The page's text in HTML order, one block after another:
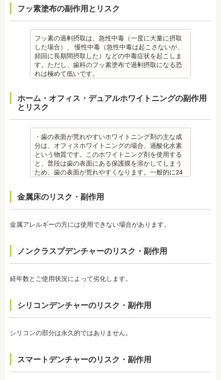
先生
日本大学歯学部口腔外科第２講座大学院卒業
歯学博士（口腔外科学）
日本大学歯学部非常勤講師
社会福祉法人富士白苑理事
位置に戻ろうとする傾向があるため、一定期間動か
療後も歯科医師の指示を守ってください。
・矯正終了後に矯正箇所が元に戻る場合もありま
す。
監修医情報 医療法人社団日坂会 理事長 日坂充宏
先生
【プロフィール】 日本大学歯学部卒業
歯学博士（口腔外科学）
日本大学歯学部非常勤講師
て歯科医院で治療をする場合もあります。
・患者様が、取り外しできる矯正装置や補助装置の
装着時間を守っていなかったり、定期的な来院がで
きなかった場合は、治療期間が延びる場合がありま
す。
・特殊な噛み合わせ、骨の硬さ、歯のかたちの場合
は、治療期間が長くなる場合があります。
・舌で歯を押す癖や、歯並びに悪影響をあたえる癖
・矯正治療で歯を動かして歯並びを整える「動的治
療」を終えて歯並びが改善されても、まだ歯が元の
安定するまでの保定期間には個人差があるので、治
療後も歯科医師の指示を守ってください。
監修医情報 医療法人社団日坂会 理事長 日坂充宏
先生
【プロフィール】
日本大学歯学部卒業
歯学博士（口腔外科学）
日本歯科大学新潟生命歯学部卒業
・酸性度（酸性になる程歯が溶けやすい）
同時に確認します。
監修医情報 菊地由利佳先生
【プロフィール】
日本歯科大学新潟生命歯学部卒業
新潟大学医歯学総合病院にて研修
都内歯科医院にて勤務
備考
口臭は、体調や病気と関わりがあることも多く、口
臭で悩んでいる場合はその関連性も合わせて検査が
必要です。また、よく食べる食べ物、ブラッシング
不足、喫煙や飲酒などが影響する場合もあるので、
原因がわかれば口臭軽減に向けて指導が行われま
す。
監修医情報 菊地由利佳先生
新潟大学医歯学総合病院にて研修
都内歯科医院にて勤務
フッ素塗布の副作用とリスク
フッ素の過剰摂取は、急性中毒（一度に大量に摂取
した場合）、 慢性中毒（急性中毒は起こさないが、
頻回に長期間摂取した）などの中毒症状を起こしま
す。ただし、歯科のフッ素塗布で過剰摂取になる恐
れは極めて低いです。
（過剰摂取）推定中毒量は、5歳児（体重18Kg）が
週5回法のフッ化物洗口液（0.05％フッ化ナトリウム
溶液）を40人分一度に飲んだ場合に到達（厚生労働
省 フッ化物の急性中毒量 e-ヘルスネット）
また、フッ素を塗った場合でも、ブラッシング不足
や磨き残しがあれば虫歯はできてしまいます。フッ
素は虫歯ができにくくなるだけで、通常の歯ブラ
シ、歯間掃除などは必要です。
備考 フッ素を塗布して、歯をコーティングし虫歯に
することが可能です。特に、塗布する時期に制限が
監修医情報 菊地由利佳先生
新潟大学医歯学総合病院にて研修
ホーム・オフィス・デュアルホワイトニングの副作用
とリスク
・歯の表面が荒れやすいホワイトニング剤の主な成
分は、オフィスホワイトニングの場合、過酸化水素
という物質です。このホワイトニング剤を使用する
と、普段は歯の表面にある保護膜を溶かしてしまう
ため、歯の表面が荒れやすくなります。一般的に24
・ホワイトニング剤の影響で知覚過敏がおこるケー
スがあります。薬剤が歯の神経に強い刺激を与えて
ィスホワイトニングで使用する薬剤はホームホワイ
・歯科で行うホワイトニングでも1回の施術で思った
す。歯の厚みの違いやホワイトニングの作用が出に
に起こるということではなく、個人差が大きいた
続けていくことで目立たなくなることが多いです。
・白さを維持するためにはメンテナンスが必要にな
金属床のリスク・副作用
金属アレルギーの方には使用できない場合があります。
ノンクラスプデンチャーのリスク・副作用
経年数とご使用状況によって劣化します。
シリコンデンチャーのリスク・副作用
シリコンの部分は永久的ではありません。
スマートデンチャーのリスク・副作用